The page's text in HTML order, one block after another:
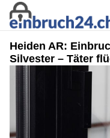
Heiden AR:
Silvester – Täter